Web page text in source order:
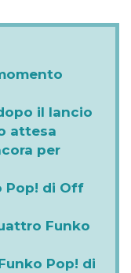
il lancio
attesa
per
Pop! di Off
Funko
Pop! di